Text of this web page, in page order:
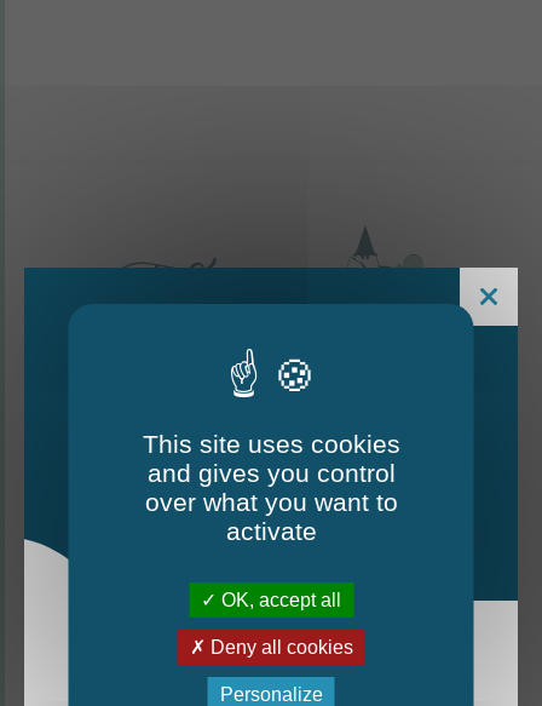
CONTACTEZ-NOUS
6 rue de la Harderie, 49220 Thorigné d’Anjou
Le Mag - édition estivale
La nouvelle édition du Mag est arrivée!
This site uses cookies
and gives you control
over what you want to
activate
OK, accept all
Deny all cookies
Personalize